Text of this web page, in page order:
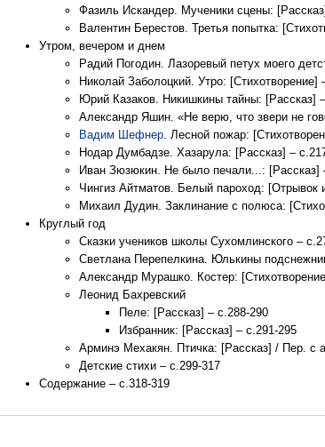
Фазиль Искандер. Мученики сцены:
Валентин Берестов. Третья попытка:
Утром, вечером и днем
Радий Погодин. Лазоревый петух моего
Николай Заболоцкий. Утро: [Стихотворение]
Юрий Казаков. Никишкины тайны: [Рассказ]
Александр Яшин. «Не верю, что звери не
Вадим Шефнер. Лесной пожар:
Нодар Думбадзе. Хазарула: [Рассказ] –
Иван Зюзюкин. Не было печали...: [Рассказ]
Чингиз Айтматов. Белый пароход: [Отрывок
Михаил Дудин. Заклинание с полюса:
Круглый год
Сказки учеников школы Сухомлинского –
Светлана Перепелкина. Юлькины
Александр Мурашко. Костер:
Леонид Бахревский
Пеле: [Рассказ] – с.288-290
Избранник: [Рассказ] – с.291-295
Арминэ Мехакян. Птичка: [Рассказ] / Пер. с
Детские стихи – с.299-317
Содержание – с.318-319